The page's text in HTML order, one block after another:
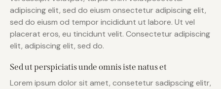
adipiscing elit, sed do eiusm onsectetur adipiscing elit,
sed do eiusm od tempor incididunt ut labore. Ut vel
placerat eros, eu tincidunt velit. Consectetur adipiscing
elit, adipiscing elit, sed do.
Sed ut perspiciatis unde omnis iste natus et
Lorem ipsum dolor sit amet, consetetur sadipscing elitr,